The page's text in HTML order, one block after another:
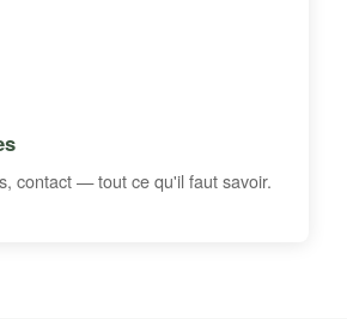
contact — tout ce qu'il faut savoir.